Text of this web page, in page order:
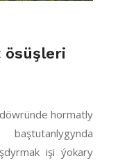
ösüşleri
hormatly
işi ýokary